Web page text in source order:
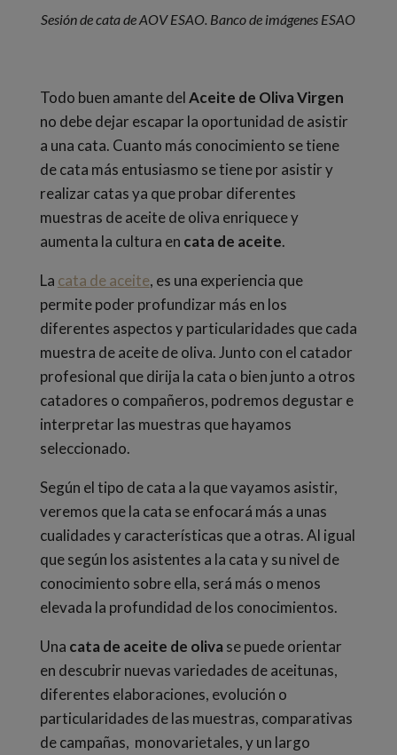
Sesión de cata de AOV ESAO. Banco de imágenes ESAO
Todo buen amante delAceite de Oliva Virgen
no debe dejar escapar la oportunidad de asistir
a una cata. Cuanto más conocimiento se tiene
de cata más entusiasmo se tiene por asistir y
realizar catas ya que probar diferentes
muestras de aceite de oliva enriquece y
aumenta la cultura en cata de aceite.
La cata de aceite, es una experiencia que
permite poder profundizar más en los
diferentes aspectos y particularidades que cada
muestra de aceite de oliva. Junto con el catador
profesional que dirija la cata o bien junto a otros
catadores o compañeros, podremos degustar e
interpretar las muestras que hayamos
seleccionado.
Según el tipo de cata a la que vayamos asistir,
veremos que la cata se enfocará más a unas
cualidades y características que a otras. Al igual
que según los asistentes a la cata y su nivel de
conocimiento sobre ella, será más o menos
elevada la profundidad de los conocimientos.
Una cata de aceite de oliva se puede orientar
en descubrir nuevas variedades de aceitunas,
diferentes elaboraciones, evolución o
particularidades de las muestras, comparativas
de campañas, monovarietales, y un largo